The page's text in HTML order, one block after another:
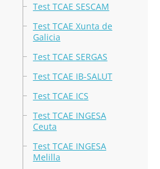
Test TCAE SESCAM
Test TCAE Xunta de
Galicia
Test TCAE SERGAS
Test TCAE IB-SALUT
Test TCAE ICS
Test TCAE INGESA
Ceuta
Test TCAE INGESA
Melilla